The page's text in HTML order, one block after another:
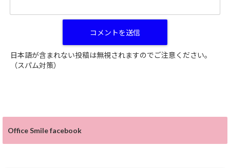
日本語が含まれない投稿は無視されますのでご注意ください。
（スパム対策）
Office Smile facebook